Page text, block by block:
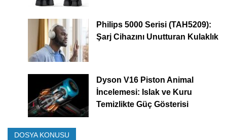
Philips 5000 Serisi (TAH5209):
Şarj Cihazını Unutturan Kulaklık
Dyson V16 Piston Animal
İncelemesi: Islak ve Kuru
Temizlikte Güç Gösterisi
DOSYA KONUSU